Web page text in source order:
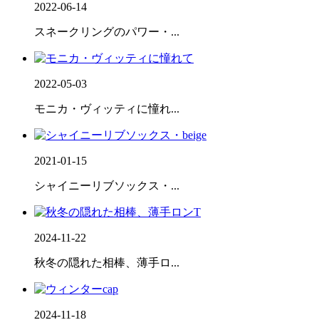
2022-06-14
スネークリングのパワー・...
2022-05-03
モニカ・ヴィッティに憧れ...
2021-01-15
シャイニーリブソックス・...
2024-11-22
秋冬の隠れた相棒、薄手ロ...
2024-11-18